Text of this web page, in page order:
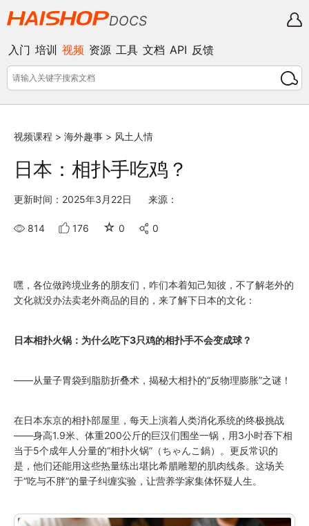
DOCS
入门 培训 视频 资源 工具 文档 API 反馈
视频课程 > 海外趣事 > 风土人情
日本：相扑手吃鸡？
更新时间：2025年3月22日 来源：
814 176 ☆ 0 0
嘿，各位做跨境业务的朋友们，咋们本着知己知彼，不了解老外的
文化就没办法卖老外商品的目的，来了解下日本的文化：
日本相扑火锅：为什么吃下3只鸡的相扑手不会变成球？
——从量子胃袋到脂肪折叠术，揭秘大相扑的“反物理膨胀”之谜！
在日本东京的相扑部屋里，每天上演着人类消化系统的终极挑战
——身高1.9米、体重200公斤的巨汉们围坐一锅，用3小时吞下相
当于5个成年人分量的“相扑火锅”（ちゃんこ鍋）。更反常识的
是，他们还能用这些热量练出堪比希腊雕塑的肌肉线条。这场关
于“吃与不胖”的量子纠缠实验，让营养学家集体怀疑人生。